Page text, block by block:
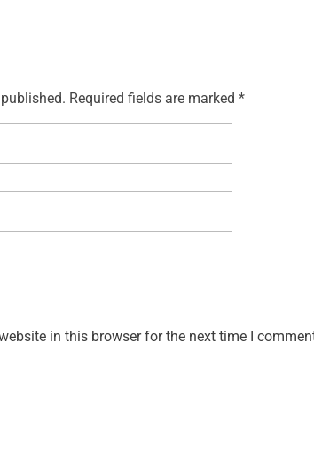
Required fields are marked *
in this browser for the next time I